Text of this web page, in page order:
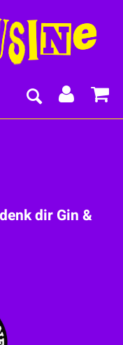
dir Gin &